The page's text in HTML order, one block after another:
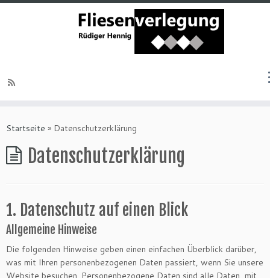
Startseite » Datenschutzerklärung
Datenschutzerklärung
1. Datenschutz auf einen Blick
Allgemeine Hinweise
Die folgenden Hinweise geben einen einfachen Überblick darüber,
was mit Ihren personenbezogenen Daten passiert, wenn Sie unsere
Website besuchen. Personenbezogene Daten sind alle Daten, mit